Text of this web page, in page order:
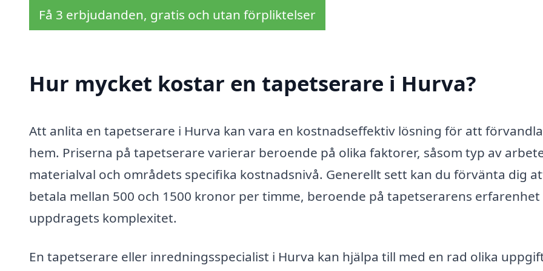
Få 3 erbjudanden, gratis och utan förpliktelser
Hur mycket kostar en tapetserare i Hurva?
Att anlita en tapetserare i Hurva kan vara en kostnadseffektiv lösning för att
hem. Priserna på tapetserare varierar beroende på olika faktorer, såsom typ av
materialval och områdets specifika kostnadsnivå. Generellt sett kan du förvänta dig
betala mellan 500 och 1500 kronor per timme, beroende på tapetserarens erfarenhet
uppdragets komplexitet.
En tapetserare eller inredningsspecialist i Hurva kan hjälpa till med en rad olika